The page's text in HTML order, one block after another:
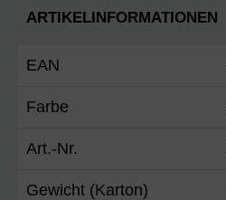
ARTIKELINFORMATIONEN
EAN
Farbe
Art.-Nr.
Gewicht (Karton)